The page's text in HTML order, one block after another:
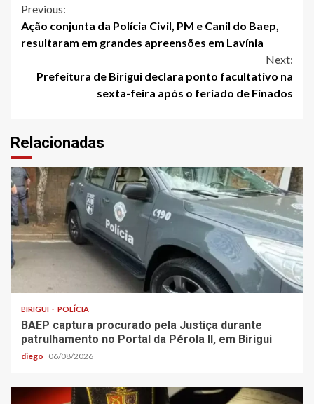
Continue
Reading
Previous:
Ação conjunta da Polícia Civil, PM e Canil do Baep,
resultaram em grandes apreensões em Lavínia
Next:
Prefeitura de Birigui declara ponto facultativo na
sexta-feira após o feriado de Finados
Relacionadas
BIRIGUI POLÍCIA
BAEP captura procurado pela Justiça durante
patrulhamento no Portal da Pérola ll, em Birigui
diego 06/08/2026